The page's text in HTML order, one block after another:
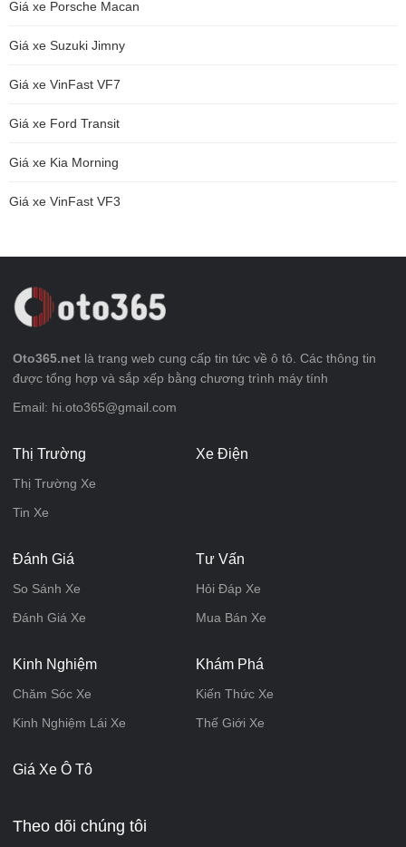
Giá xe Porsche Macan
Giá xe Suzuki Jimny
Giá xe VinFast VF7
Giá xe Ford Transit
Giá xe Kia Morning
Giá xe VinFast VF3
Oto365.net là trang web cung cấp tin tức về ô tô. Các thông tin
được tổng hợp và sắp xếp bằng chương trình máy tính
Email: hi.oto365@gmail.com
Thị Trường
Thị Trường Xe
Tin Xe
Xe Điện
Đánh Giá
So Sánh Xe
Đánh Giá Xe
Tư Vấn
Hỏi Đáp Xe
Mua Bán Xe
Kinh Nghiệm
Chăm Sóc Xe
Kinh Nghiệm Lái Xe
Khám Phá
Kiến Thức Xe
Thế Giới Xe
Giá Xe Ô Tô
Theo dõi chúng tôi